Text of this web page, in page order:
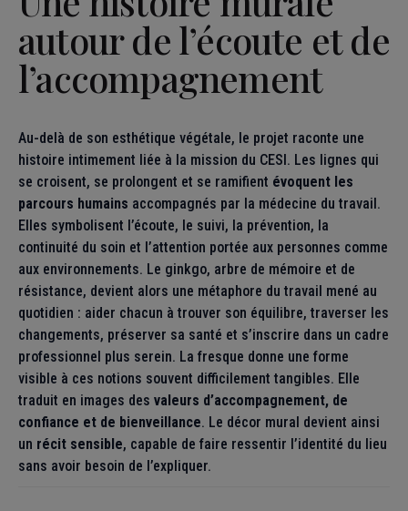
autour de l’écoute et de
l’accompagnement
Au-delà de son esthétique végétale, le projet raconte une
histoire intimement liée à la mission du CESI. Les lignes qui
se croisent, se prolongent et se ramifient évoquent les
parcours humains accompagnés par la médecine du travail.
Elles symbolisent l’écoute, le suivi, la prévention, la
continuité du soin et l’attention portée aux personnes comme
aux environnements. Le ginkgo, arbre de mémoire et de
résistance, devient alors une métaphore du travail mené au
quotidien : aider chacun à trouver son équilibre, traverser les
changements, préserver sa santé et s’inscrire dans un cadre
professionnel plus serein. La fresque donne une forme
visible à ces notions souvent difficilement tangibles. Elle
traduit en images des valeurs d’accompagnement, de
confiance et de bienveillance. Le décor mural devient ainsi
un récit sensible, capable de faire ressentir l’identité du lieu
sans avoir besoin de l’expliquer.